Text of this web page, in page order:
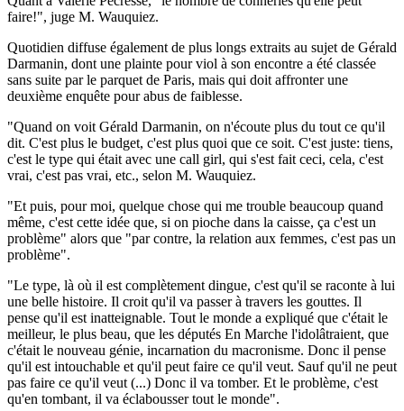
faire!", juge M. Wauquiez.
Quotidien diffuse également de plus longs extraits au sujet de Gérald
Darmanin, dont une plainte pour viol à son encontre a été classée
sans suite par le parquet de Paris, mais qui doit affronter une
deuxième enquête pour abus de faiblesse.
"Quand on voit Gérald Darmanin, on n'écoute plus du tout ce qu'il
dit. C'est plus le budget, c'est plus quoi que ce soit. C'est juste: tiens,
c'est le type qui était avec une call girl, qui s'est fait ceci, cela, c'est
vrai, c'est pas vrai, etc., selon M. Wauquiez.
"Et puis, pour moi, quelque chose qui me trouble beaucoup quand
même, c'est cette idée que, si on pioche dans la caisse, ça c'est un
problème" alors que "par contre, la relation aux femmes, c'est pas un
problème".
"Le type, là où il est complètement dingue, c'est qu'il se raconte à lui
une belle histoire. Il croit qu'il va passer à travers les gouttes. Il
pense qu'il est inatteignable. Tout le monde a expliqué que c'était le
meilleur, le plus beau, que les députés En Marche l'idolâtraient, que
c'était le nouveau génie, incarnation du macronisme. Donc il pense
qu'il est intouchable et qu'il peut faire ce qu'il veut. Sauf qu'il ne peut
pas faire ce qu'il veut (...) Donc il va tomber. Et le problème, c'est
qu'en tombant, il va éclabousser tout le monde".